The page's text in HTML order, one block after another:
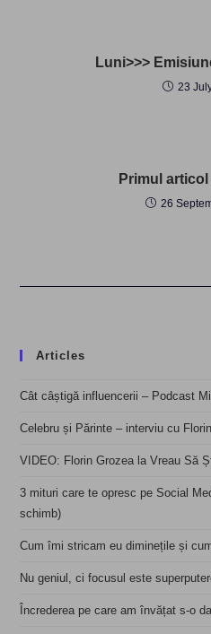
Luni>>>
23
Primul
26
Articles
Cât câștigă influencerii – Podcast
Celebru și Părinte – interviu cu
VIDEO: Florin Grozea la Vreau Să
3 mituri care te opresc pe Social
schimb)
Cum îmi stricam eu diminețile și
Nu geniul, ci focusul este
Încrederea pe care am învățat s-o